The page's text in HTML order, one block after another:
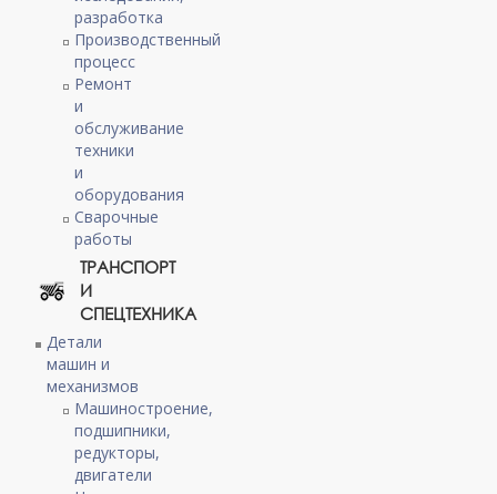
разработка
Производственный
процесс
Ремонт
и
обслуживание
техники
и
оборудования
Сварочные
работы
ТРАНСПОРТ
И
СПЕЦТЕХНИКА
Детали
машин и
механизмов
Машиностроение,
подшипники,
редукторы,
двигатели